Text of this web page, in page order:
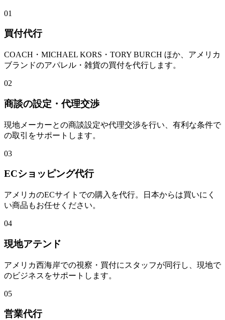
01
買付代行
COACH・MICHAEL KORS・TORY BURCH ほか、アメリカ
ブランドのアパレル・雑貨の買付を代行します。
02
商談の設定・代理交渉
現地メーカーとの商談設定や代理交渉を行い、有利な条件で
の取引をサポートします。
03
ECショッピング代行
アメリカのECサイトでの購入を代行。日本からは買いにく
い商品もお任せください。
04
現地アテンド
アメリカ西海岸での視察・買付にスタッフが同行し、現地で
のビジネスをサポートします。
05
営業代行